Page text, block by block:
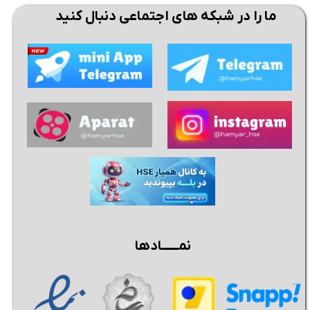
★★
ما را در شبکه های اجتماعی دنبال کنید
نمــــــادها